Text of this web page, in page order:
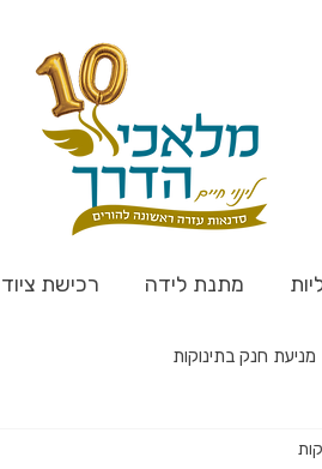
מתנת לידה רכישת ציוד
מניעת חנק בתינוקות